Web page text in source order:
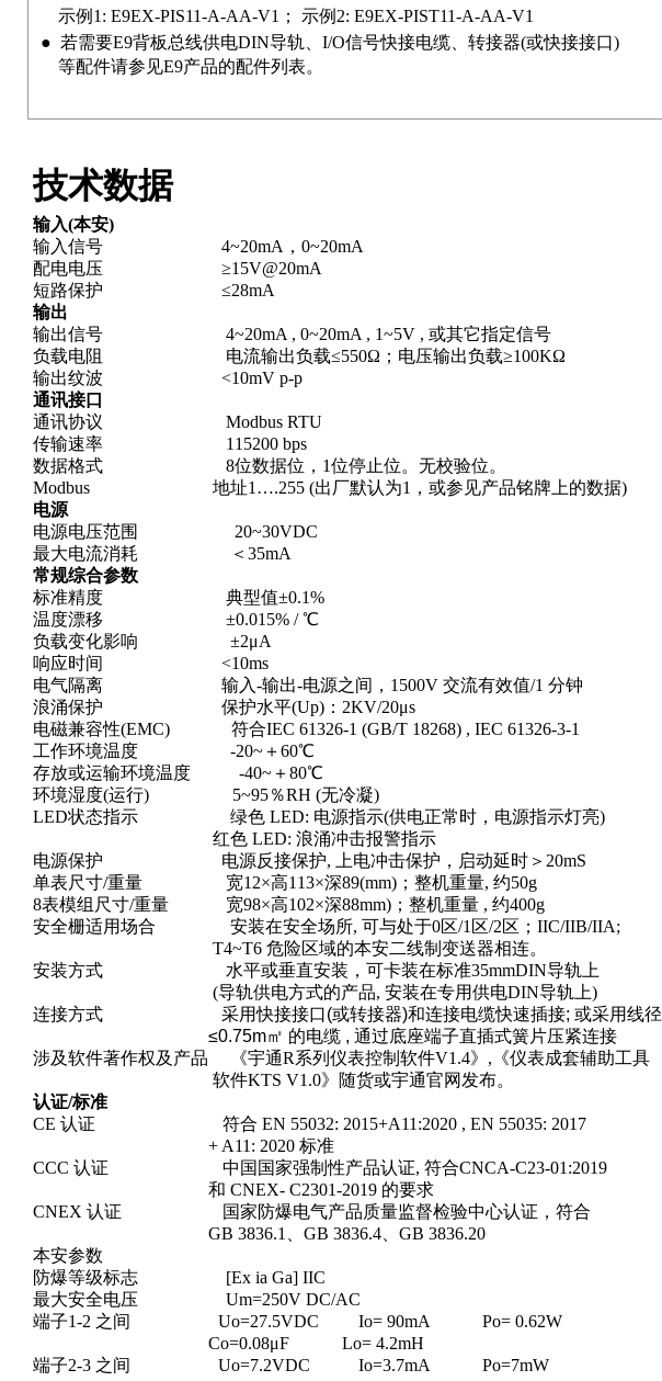
技术数据
输入(本安)
输入信号 4~20mA，0~20mA
配电电压
≥15V@20mA
短路保护 ≤28mA
输出
输出信号 4~20mA , 0~20mA , 1~5V , 或其它指定信号
负载电阻 电流输出负载≤550Ω；电压输出负载≥100KΩ
输出纹波 <10mV p-p
通讯接口
通讯协议 Modbus RTU
传输速率 115200 bps
数据格式 8位数据位，1位停止位。无校验位。
Modbus 地址1….255 (出厂默认为1，或参见产品铭牌上的数据)
电源
电源电压范围 20~30VDC
最大电流消耗 ＜35mA
常规综合参数
标准精度 典型值±0.1%
温度漂移 ±0.015% / ℃
负载变化影响 ±2μA
响应时间 <10ms
电气隔离 输入-输出-电源之间，1500V 交流有效值/1 分钟
浪涌保护 保护水平(Up)：2KV/20μs
电磁兼容性(EMC) 符合IEC 61326-1 (GB/T 18268) , IEC 61326-3-1
工作环境温度 -20~＋60℃
存放或运输环境温度 -40~＋80℃
环境湿度(运行) 5~95％RH (无冷凝)
LED状态指示 绿色 LED: 电源指示(供电正常时，电源指示灯亮)
红色 LED: 浪涌冲击报警指示
电源保护 电源反接保护, 上电冲击保护，启动延时＞20mS
单表尺寸/重量 宽12×高113×深89(mm)；整机重量, 约50g
8表模组尺寸/重量 宽98×高102×深88mm)；整机重量 , 约400g
安全栅适用场合 安装在安全场所, 可与处于0区/1区/2区；IIC/IIB/IIA;
T4~T6 危险区域的本安二线制变送器相连。
安装方式 水平或垂直安装，可卡装在标准35mmDIN导轨上
(导轨供电方式的产品, 安装在专用供电DIN导轨上)
连接方式 采用快接接口(或转接器)和连接电缆快速插接; 或采用线径
≤0.75m㎡ 的电缆 , 通过底座端子直插式簧片压紧连接
涉及软件著作权及产品 《宇通R系列仪表控制软件V1.4》,《仪表成套辅助工具
软件KTS V1.0》随货或宇通官网发布。
认证/标准
CE 认证 符合 EN 55032: 2015+A11:2020 , EN 55035: 2017
+ A11: 2020 标准
CCC 认证 中国国家强制性产品认证, 符合CNCA-C23-01:2019
和 CNEX- C2301-2019 的要求
CNEX 认证 国家防爆电气产品质量监督检验中心认证，符合
GB 3836.1、GB 3836.4、GB 3836.20
本安参数
防爆等级标志 [Ex ia Ga] IIC
最大安全电压 Um=250V DC/AC
端子1-2 之间 Uo=27.5VDC Io= 90mA Po= 0.62W
Co=0.08μF Lo= 4.2mH
端子2-3 之间 Uo=7.2VDC Io=3.7mA Po=7mW
示例1: E9EX-PIS11-A-AA-V1； 示例2: E9EX-PIST11-A-AA-V1
● 若需要E9背板总线供电DIN导轨、I/O信号快接电缆、转接器(或快接接口)
等配件请参见E9产品的配件列表。